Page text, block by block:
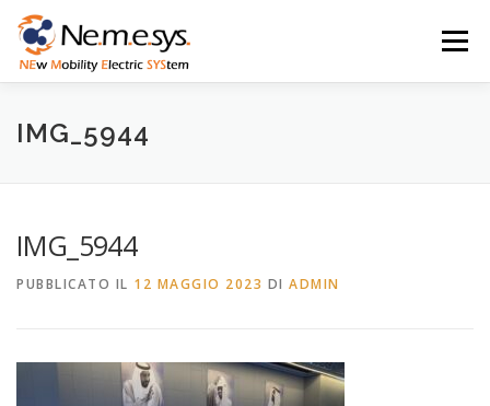
contenuto
Menu
CHI SIAMO
IMG_5944
IMG_5944
PUBBLICATO IL 12 MAGGIO 2023 DI ADMIN